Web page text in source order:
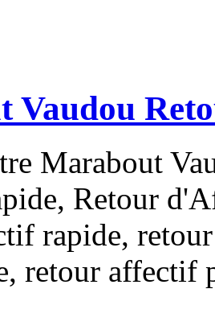
Vaudou
Marabout
Retour
rapide,
retour affectif